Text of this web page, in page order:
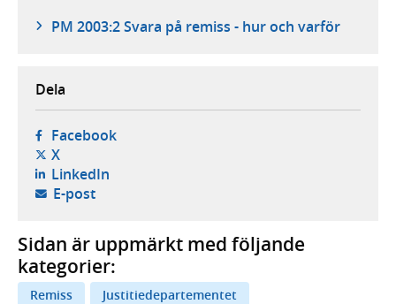
PM 2003:2 Svara på remiss - hur och varför
Dela
Facebook- öppnas i ny flik, extern webbplats,
X- öppnas i ny flik, extern webbplats,
LinkedIn- öppnas i ny flik, extern webbplats,
E-post- öppnar din e-postklient,
Sidan är uppmärkt med följande
kategorier:
Remiss
Justitiedepartementet